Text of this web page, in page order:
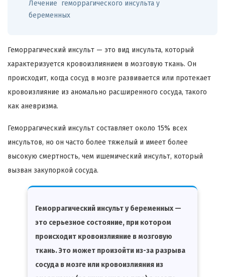
Лечение геморрагического инсульта у
беременных
Геморрагический инсульт — это вид инсульта, который
характеризуется кровоизлиянием в мозговую ткань. Он
происходит, когда сосуд в мозге развивается или протекает
кровоизлияние из аномально расширенного сосуда, такого
как аневризма.
Геморрагический инсульт составляет около 15% всех
инсультов, но он часто более тяжелый и имеет более
высокую смертность, чем ишемический инсульт, который
вызван закупоркой сосуда.
Геморрагический инсульт у беременных —
это серьезное состояние, при котором
происходит кровоизлияние в мозговую
ткань. Это может произойти из-за разрыва
сосуда в мозге или кровоизлияния из